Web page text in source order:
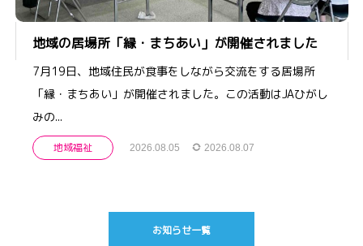
地域の居場所「縁・まちあい」が開催されました
7月19日、地域住民が食事をしながら交流をする居場所
「縁・まちあい」が開催されました。この活動はJAひがし
みの...
地域福祉 2026.08.05 2026.08.07
お知らせ一覧